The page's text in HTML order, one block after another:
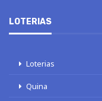
LOTERIAS
Loterias
Quina